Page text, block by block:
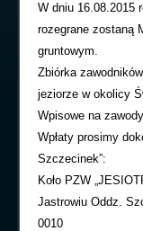
W dniu 16.08.2015
rozegrane zostaną
gruntowym.
Zbiórka
jeziorze w okolicy
Wpisowe na
Wpłaty prosimy
Szczecinek”:
Koło PZW
Jastrowiu Oddz.
0010